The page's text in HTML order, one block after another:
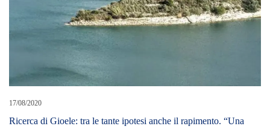
17/08/2020
Ricerca di Gioele: tra le tante ipotesi anche il rapimento. “Una